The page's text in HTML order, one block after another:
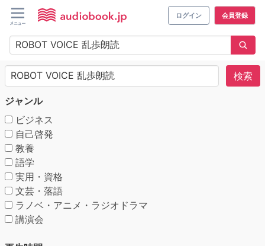
ログイン 会員登録
検索
ジャンル
ビジネス
自己啓発
教養
語学
実用・資格
文芸・落語
ラノベ・アニメ・ラジオドラマ
講演会